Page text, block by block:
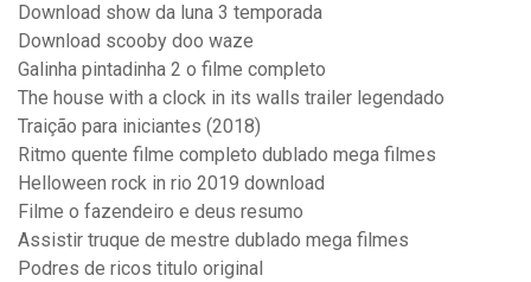
Download show da luna 3 temporada
Download scooby doo waze
Galinha pintadinha 2 o filme completo
The house with a clock in its walls trailer legendado
Traição para iniciantes (2018)
Ritmo quente filme completo dublado mega filmes
Helloween rock in rio 2019 download
Filme o fazendeiro e deus resumo
Assistir truque de mestre dublado mega filmes
Podres de ricos titulo original